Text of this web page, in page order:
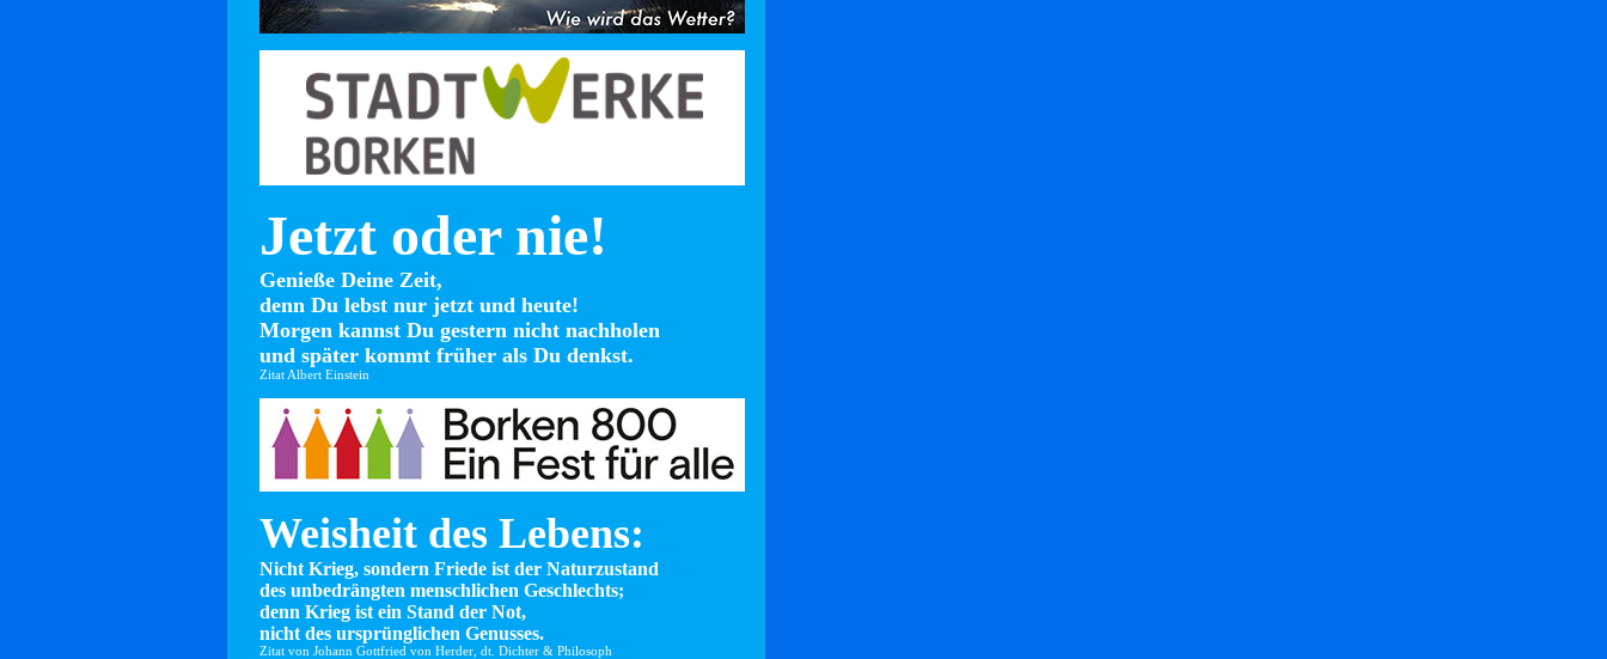
Jetzt oder nie!
Genieße Deine Zeit,
denn Du lebst nur jetzt und heute!
Morgen kannst Du gestern nicht nachholen
und später kommt früher als Du denkst.
Zitat Albert Einstein
Weisheit des Lebens:
Nicht Krieg, sondern Friede ist der Naturzustand
des unbedrängten menschlichen Geschlechts;
denn Krieg ist ein Stand der Not,
nicht des ursprünglichen Genusses.
Zitat von Johann Gottfried von Herder, dt. Dichter & Philosoph